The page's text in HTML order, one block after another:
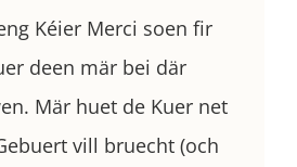
Kéier Merci soen fir
deen mär bei där
Mär huet de Kuer net
vill bruecht (och